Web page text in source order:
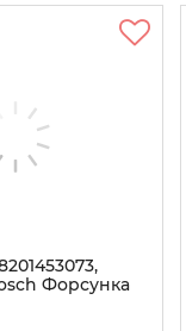
Форсунка
DCI